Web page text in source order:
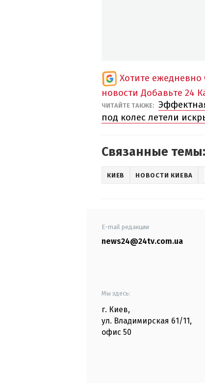
Хотите
новости Добавьте 24
ЧИТАЙТЕ ТАКЖЕ:
под колес летели
Связанные темы:
КИЕВ НОВОСТИ КИЕВА
E-mail редакции
news24@24tv.com.ua
Мы здесь:
г. Киев,
ул. Владимирская 61/11,
офис 50